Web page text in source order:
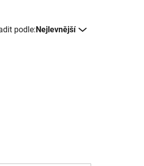
podle: Nejlevnější